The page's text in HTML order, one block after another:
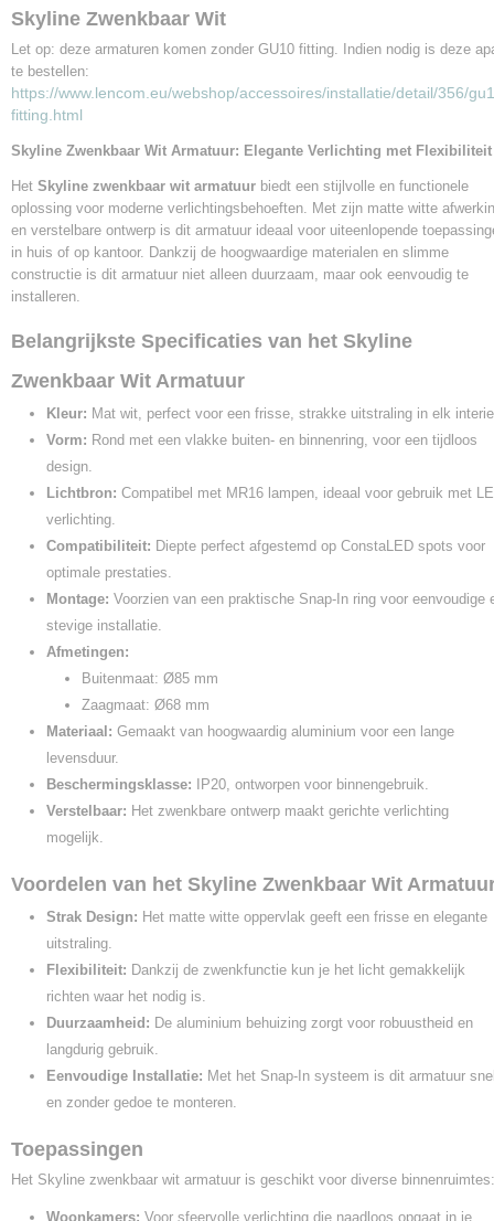
Skyline Zwenkbaar Wit
Let op: deze armaturen komen zonder GU10 fitting. Indien nodig is deze
te bestellen:
https://www.lencom.eu/webshop/accessoires/installatie/detail/356/
fitting.html
Skyline Zwenkbaar Wit Armatuur: Elegante Verlichting met Flexibiliteit
Het Skyline zwenkbaar wit armatuur biedt een stijlvolle en functionele
oplossing voor moderne verlichtingsbehoeften. Met zijn matte witte
en verstelbare ontwerp is dit armatuur ideaal voor uiteenlopende
in huis of op kantoor. Dankzij de hoogwaardige materialen en slimme
constructie is dit armatuur niet alleen duurzaam, maar ook eenvoudig te
installeren.
Belangrijkste Specificaties van het Skyline
Zwenkbaar Wit Armatuur
Kleur: Mat wit, perfect voor een frisse, strakke uitstraling in elk
Vorm: Rond met een vlakke buiten- en binnenring, voor een tijdloos
design.
Lichtbron: Compatibel met MR16 lampen, ideaal voor gebruik met
verlichting.
Compatibiliteit: Diepte perfect afgestemd op ConstaLED spots voor
optimale prestaties.
Montage: Voorzien van een praktische Snap-In ring voor eenvoudige
stevige installatie.
Afmetingen:
Buitenmaat: Ø85 mm
Zaagmaat: Ø68 mm
Materiaal: Gemaakt van hoogwaardig aluminium voor een lange
levensduur.
Beschermingsklasse: IP20, ontworpen voor binnengebruik.
Verstelbaar: Het zwenkbare ontwerp maakt gerichte verlichting
mogelijk.
Voordelen van het Skyline Zwenkbaar Wit
Strak Design: Het matte witte oppervlak geeft een frisse en elegante
uitstraling.
Flexibiliteit: Dankzij de zwenkfunctie kun je het licht gemakkelijk
richten waar het nodig is.
Duurzaamheid: De aluminium behuizing zorgt voor robuustheid en
langdurig gebruik.
Eenvoudige Installatie: Met het Snap-In systeem is dit armatuur
en zonder gedoe te monteren.
Toepassingen
Het Skyline zwenkbaar wit armatuur is geschikt voor diverse binnenruimtes:
Woonkamers: Voor sfeervolle verlichting die naadloos opgaat in je